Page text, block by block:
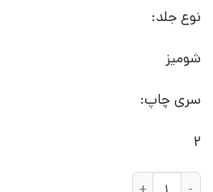
نوع جلد:
شومیز
سری چاپ:
2
کتاب اندیشه های حقوقی شهید